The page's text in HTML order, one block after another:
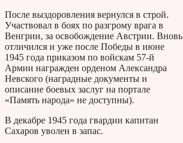
После выздоровления вернулся в строй.
Участвовал в боях по разгрому врага в
Венгрии, за освобождение Австрии. Вновь
отличился и уже после Победы в июне
1945 года приказом по войскам 57-й
Армии награжден орденом Александра
Невского (наградные документы и
описание боевых заслуг на портале
«Память народа» не доступны).
В декабре 1945 года гвардии капитан
Сахаров уволен в запас.